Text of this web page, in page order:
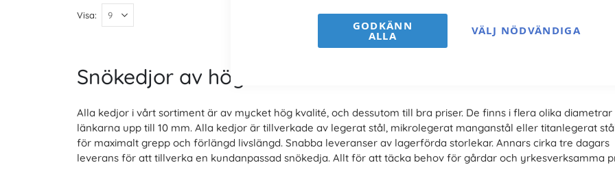
GODKÄNN
ALLA VÄLJ NÖDVÄNDIGA
Visa
Snökedjor av hög kvalité
Alla kedjor i vårt sortiment är av mycket hög kvalité, och dessutom till bra priser. De finns i flera olika diametrar
länkarna upp till 10 mm. Alla kedjor är tillverkade av legerat stål, mikrolegerat manganstål eller titanlegerat
för maximalt grepp och förlängd livslängd. Snabba leveranser av lagerförda storlekar. Annars cirka tre dagars
leverans för att tillverka en kundanpassad snökedja. Allt för att täcka behov för gårdar och yrkesverksamma